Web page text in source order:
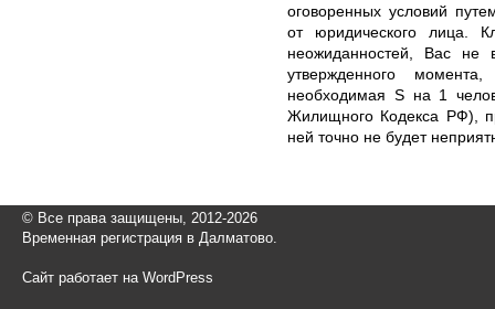
оговоренных условий
от юридического лица.
неожиданностей, Вас не
утвержденного
необходимая S на 1
Жилищного Кодекса РФ),
ней точно не будет
© Все права защищены, 2012-2026
Временная регистрация в Далматово.
Сайт работает на WordPress